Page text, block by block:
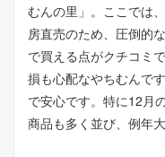
むんの里」。ここでは
房直売のため、圧倒的
で買える点がクチコミ
損も心配なやちむんで
で安心です。特に12月
商品も多く並び、例年大